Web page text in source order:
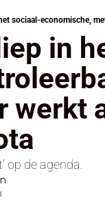
sociaal-economische,
in
werkt
de agenda.